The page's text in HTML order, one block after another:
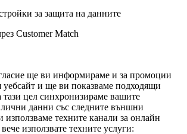
за защита на данните
Customer Match
ще ви информираме и за промоции
и ще ви показваме подходящи
тази цел синхронизираме вашите
данни със следните външни
използваме техните канали за онлайн
използвате техните услуги: